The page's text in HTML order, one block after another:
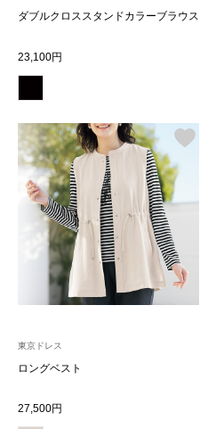
サンダル
その他
財布／小物
財布／コイン
ダブルクロススタンドカラーブラウス
23,100円
東京ドレス
ロングベスト
27,500円